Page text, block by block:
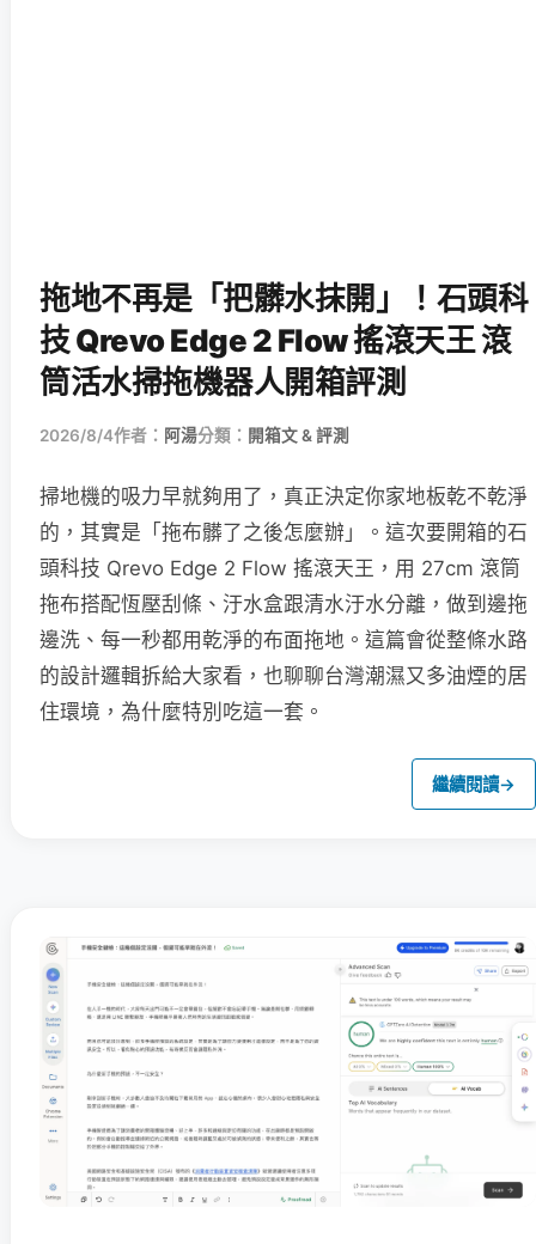
拖地不再是「把髒水抹開」！石頭科
技 Qrevo Edge 2 Flow 搖滾天王 滾
筒活水掃拖機器人開箱評測
2026/8/4作者： 阿湯分類： 開箱文 & 評測
掃地機的吸力早就夠用了，真正決定你家地板乾不乾淨
的，其實是「拖布髒了之後怎麼辦」。這次要開箱的石
頭科技 Qrevo Edge 2 Flow 搖滾天王，用 27cm 滾筒
拖布搭配恆壓刮條、汙水盒跟清水汙水分離，做到邊拖
邊洗、每一秒都用乾淨的布面拖地。這篇會從整條水路
的設計邏輯拆給大家看，也聊聊台灣潮濕又多油煙的居
住環境，為什麼特別吃這一套。
繼續閱讀→